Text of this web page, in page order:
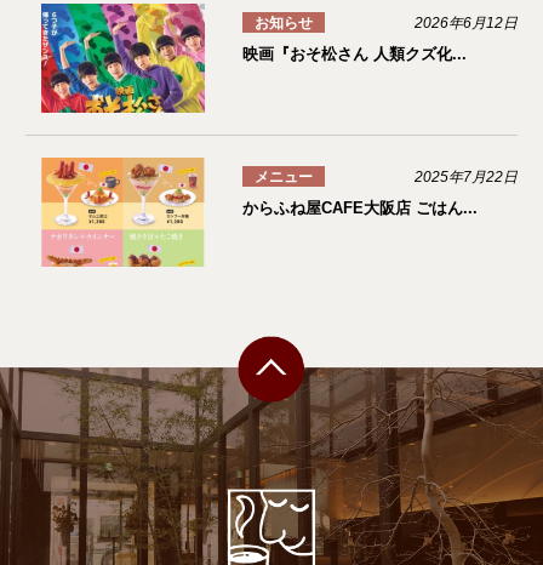
お知らせ 2026年6月12日
映画『おそ松さん 人類クズ化...
メニュー 2025年7月22日
からふね屋CAFE大阪店 ごはん...